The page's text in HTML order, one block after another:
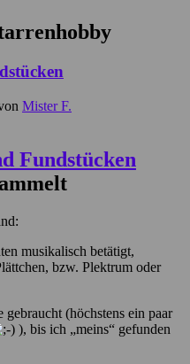
Mister F.
musikalisch betätigt,
bzw. Plektrum oder
(höchstens ein paar
), bis ich „meins“ gefunden